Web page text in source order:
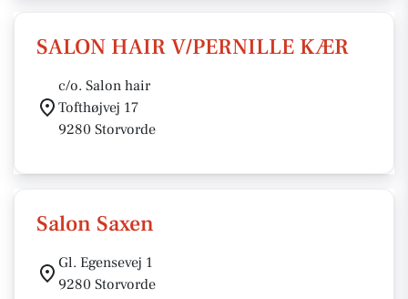
SALON HAIR V/PERNILLE KÆR
c/o. Salon hair
Tofthøjvej 17
9280 Storvorde
Salon Saxen
Gl. Egensevej 1
9280 Storvorde